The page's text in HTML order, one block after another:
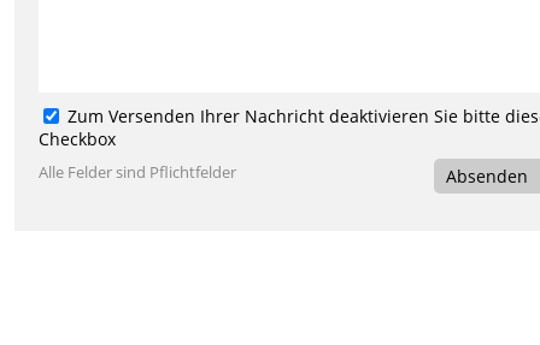
Zum Versenden Ihrer Nachricht deaktivieren Sie bitte
Checkbox
Alle Felder sind Pflichtfelder Absenden